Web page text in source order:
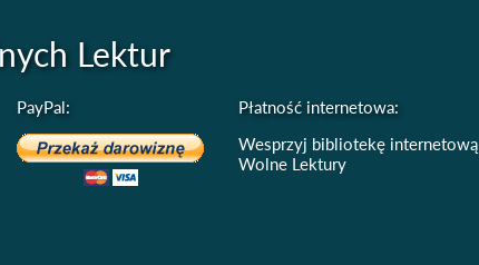
Lektur
PayPal:
Płatność internetowa:
Wesprzyj bibliotekę internetową
Wolne Lektury